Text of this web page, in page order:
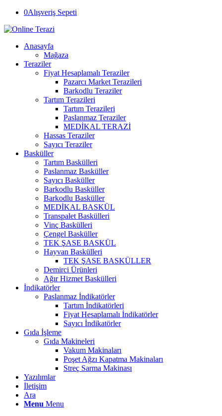
0Alışveriş Sepeti
Anasayfa
Mağaza
Teraziler
Fiyat Hesaplamalı Teraziler
Pazarcı Market Terazileri
Barkodlu Teraziler
Tartım Terazileri
Tartım Terazileri
Paslanmaz Teraziler
MEDİKAL TERAZİ
Hassas Teraziler
Sayıcı Teraziler
Basküller
Tartım Baskülleri
Paslanmaz Basküller
Sayıcı Basküller
Barkodlu Basküller
Barkodlu Basküller
MEDİKAL BASKÜL
Transpalet Baskülleri
Vinç Baskülleri
Çengel Basküller
TEK ŞASE BASKÜL
Hayvan Baskülleri
TEK ŞASE BASKÜLLER
Demirci Ürünleri
Ağır Hizmet Baskülleri
İndikatörler
Paslanmaz İndikatörler
Tartım İndikatörleri
Fiyat Hesaplamalı İndikatörler
Sayıcı İndikatörler
Gıda İşleme
Gıda Makineleri
Vakum Makinaları
Poşet Ağzı Kapatma Makinaları
Streç Sarma Makinası
Yazılımlar
İletişim
Ara
Menu Menu